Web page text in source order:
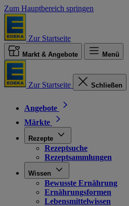
Zum Hauptbereich springen
Zur Startseite
Markt & Angebote Menü
Zur Startseite Schließen
Angebote
Märkte
Rezepte
Rezeptsuche
Rezeptsammlungen
Wissen
Bewusste Ernährung
Ernährungsformen
Lebensmittelwissen